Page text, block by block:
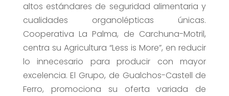
altos estándares de seguridad alimentaria y
cualidades organolépticas únicas.
Cooperativa La Palma, de Carchuna-Motril,
centra su Agricultura “Less is More”, en reducir
lo innecesario para producir con mayor
excelencia. El Grupo, de Gualchos-Castell de
Ferro, promociona su oferta variada de